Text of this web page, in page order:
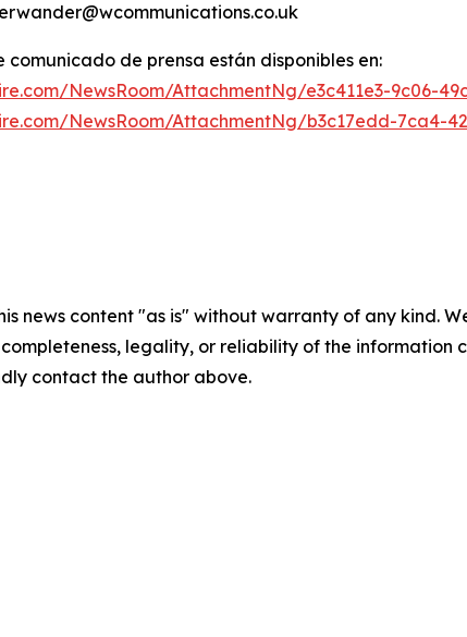
comunicado de prensa están disponibles en:
NewsRoom/AttachmentNg/e3c411e3-9c06-
NewsRoom/AttachmentNg/b3c17edd-7ca4-
news content "as is" without warranty of any kind.
completeness, legality, or reliability of the
contact the author above.